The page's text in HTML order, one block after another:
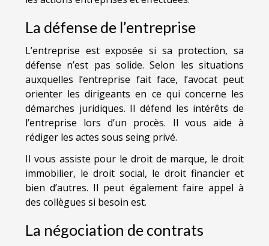
La défense de l’entreprise
L’entreprise est exposée si sa protection, sa
défense n’est pas solide. Selon les situations
auxquelles l’entreprise fait face, l’avocat peut
orienter les dirigeants en ce qui concerne les
démarches juridiques. Il défend les intérêts de
l’entreprise lors d’un procès. Il vous aide à
rédiger les actes sous seing privé.
Il vous assiste pour le droit de marque, le droit
immobilier, le droit social, le droit financier et
bien d’autres. Il peut également faire appel à
des collègues si besoin est.
La négociation de contrats